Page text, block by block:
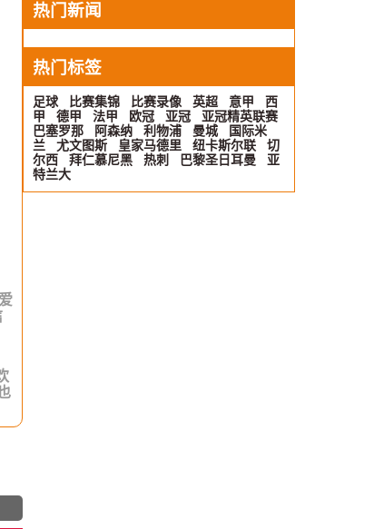
热门新闻
热门标签
足球 比赛集锦 比赛录像 英超 意甲
西
甲
德甲 法甲 欧冠 亚冠
亚冠精英联赛
巴塞罗那
阿森纳 利物浦 曼城
国际米
兰
尤文图斯 皇家马德里 纽卡斯尔联
切
尔西
拜仁慕尼黑 热刺 巴黎圣日耳曼
亚
特兰大